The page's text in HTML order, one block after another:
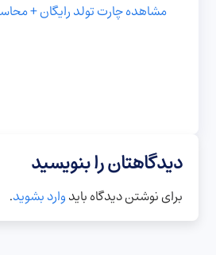
مشاهده چارت تولد رایگان +
دیدگاهتان را بنویسید
برای نوشتن دیدگاه بایدوارد بشوید.